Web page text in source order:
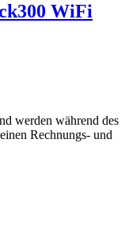
WiFi
werden während des
Rechnungs- und